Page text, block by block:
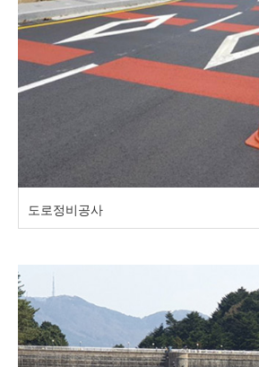
도로정비공사